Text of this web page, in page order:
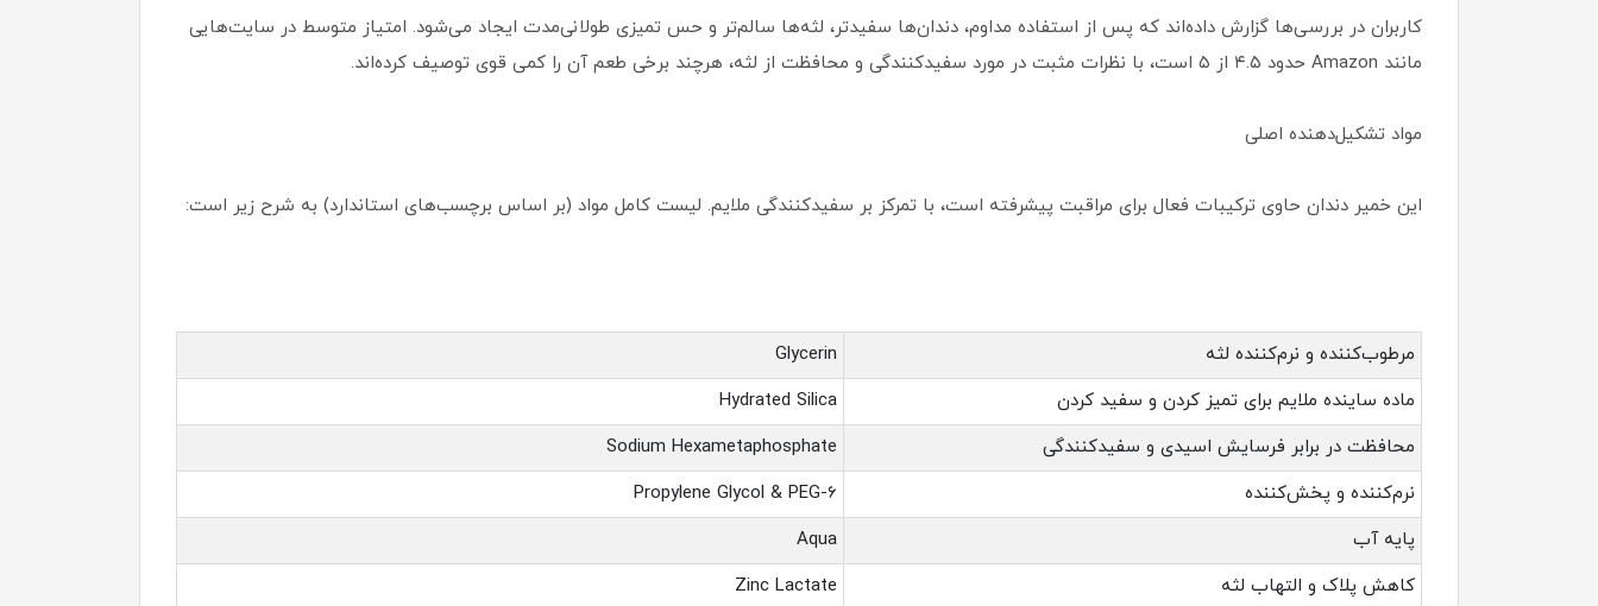
کاربران در بررسی‌ها گزارش داده‌اند که پس از استفاده مداوم، دندان‌ها سفیدتر، لثه‌ها سالم‌تر و حس تمیزی طولانی‌مدت ایجاد می‌شود. امتیاز متوسط در سایت‌هایی
مانند Amazon حدود ۴.۵ از ۵ است، با نظرات مثبت در مورد سفیدکنندگی و محافظت از لثه، هرچند برخی طعم آن را کمی قوی توصیف کرده‌اند.
مواد تشکیل‌دهنده اصلی
این خمیر دندان حاوی ترکیبات فعال برای مراقبت پیشرفته است، با تمرکز بر سفیدکنندگی ملایم. لیست کامل مواد (بر اساس برچسب‌های استاندارد) به شرح زیر است:
Glycerin
مرطوب‌کننده و نرم‌کننده لثه
Hydrated Silica
ماده ساینده ملایم برای تمیز کردن و سفید کردن
Sodium Hexametaphosphate
محافظت در برابر فرسایش اسیدی و سفیدکنندگی
Propylene Glycol & PEG-6
نرم‌کننده و پخش‌کننده
Aqua
پایه آب
Zinc Lactate
کاهش پلاک و التهاب لثه